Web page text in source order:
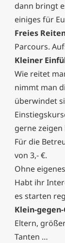
dann bringt
einiges für
Freies
Parcours.
Kleiner
Wie reitet
nimmt man
überwindet
gerne zeigen
Für die
von 3,- €.
Ohne
Habt ihr
es starten
Klein-
Eltern,
Tanten …